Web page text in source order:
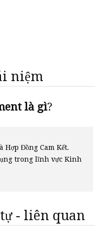
niệm
là gì?
Hợp Đồng Cam Kết.
trong lĩnh vực Kinh
- liên quan